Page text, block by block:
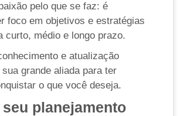
pelo que se faz: é
foco em objetivos e estratégias
curto, médio e longo prazo.
e atualização
grande aliada para ter
o que você deseja.
seu planejamento